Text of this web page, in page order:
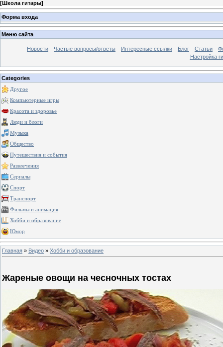
[Школа гитары]
Форма входа
Меню сайта
Новости Частые вопросы/ответы Интересные ссылки Блог Статьи
Настройка
Categories
Другое
Компьютерные игры
Красота и здоровье
Люди и блоги
Музыка
Общество
Путешествия и события
Развлечения
Сериалы
Спорт
Транспорт
Фильмы и анимация
Хобби и образование
Юмор
Главная » Видео » Хобби и образование
Жареные овощи на чесночных тостах